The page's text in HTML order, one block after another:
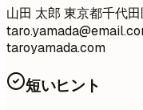
山田 太郎 東京都千代
taroyamada.com
短いヒント